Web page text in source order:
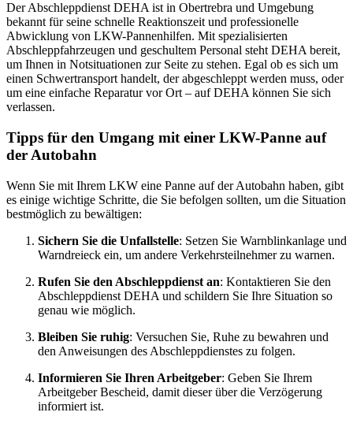
Der Abschleppdienst DEHA ist in Obertrebra und Umgebung
bekannt für seine schnelle Reaktionszeit und professionelle
Abwicklung von LKW-Pannenhilfen. Mit spezialisierten
Abschleppfahrzeugen und geschultem Personal steht DEHA bereit,
um Ihnen in Notsituationen zur Seite zu stehen. Egal ob es sich um
einen Schwertransport handelt, der abgeschleppt werden muss, oder
um eine einfache Reparatur vor Ort – auf DEHA können Sie sich
verlassen.
Tipps für den Umgang mit einer LKW-Panne auf
der Autobahn
Wenn Sie mit Ihrem LKW eine Panne auf der Autobahn haben, gibt
es einige wichtige Schritte, die Sie befolgen sollten, um die Situation
bestmöglich zu bewältigen:
Sichern Sie die Unfallstelle: Setzen Sie Warnblinkanlage und
Warndreieck ein, um andere Verkehrsteilnehmer zu warnen.
Rufen Sie den Abschleppdienst an: Kontaktieren Sie den
Abschleppdienst DEHA und schildern Sie Ihre Situation so
genau wie möglich.
Bleiben Sie ruhig: Versuchen Sie, Ruhe zu bewahren und
den Anweisungen des Abschleppdienstes zu folgen.
Informieren Sie Ihren Arbeitgeber: Geben Sie Ihrem
Arbeitgeber Bescheid, damit dieser über die Verzögerung
informiert ist.